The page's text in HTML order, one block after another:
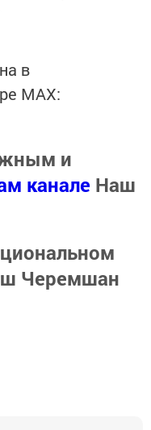
в
MАХ:
и
канале Наш
Черемшан